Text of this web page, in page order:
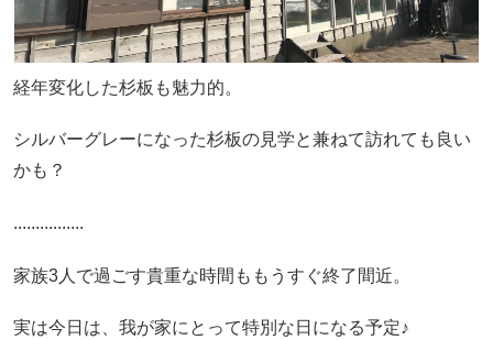
経年変化した杉板も魅力的。
シルバーグレーになった杉板の見学と兼ねて訪れても良い
かも？
................
家族3人で過ごす貴重な時間ももうすぐ終了間近。
実は今日は、我が家にとって特別な日になる予定♪